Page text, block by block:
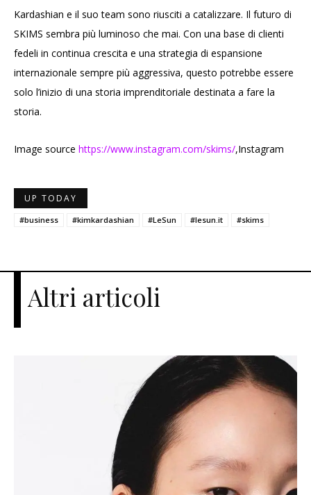
Kardashian e il suo team sono riusciti a catalizzare. Il futuro di
SKIMS sembra più luminoso che mai. Con una base di clienti
fedeli in continua crescita e una strategia di espansione
internazionale sempre più aggressiva, questo potrebbe essere
solo l’inizio di una storia imprenditoriale destinata a fare la
storia.
Image source https://www.instagram.com/skims/,Instagram
UP TODAY
#business #kimkardashian #LeSun #lesun.it #skims
Altri articoli